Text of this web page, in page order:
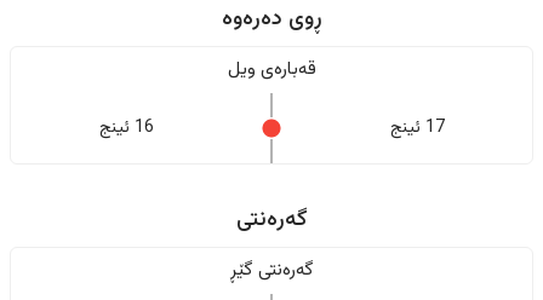
ڕوی دەرەوە
قەبارەی ویل
17 ئینج 16 ئینج
گەرەنتی
گەرەنتی گێڕ